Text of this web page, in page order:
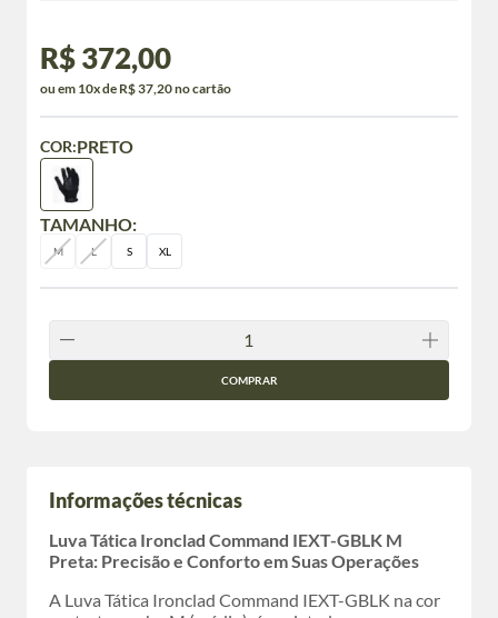
R$ 372,00
ou em 10x de R$ 37,20 no cartão
TAMANHO:
M L S XL
COR:PRETO
COMPRAR
Informações técnicas
Luva Tática Ironclad Command IEXT-GBLK M
Preta: Precisão e Conforto em Suas Operações
A Luva Tática Ironclad Command IEXT-GBLK na cor